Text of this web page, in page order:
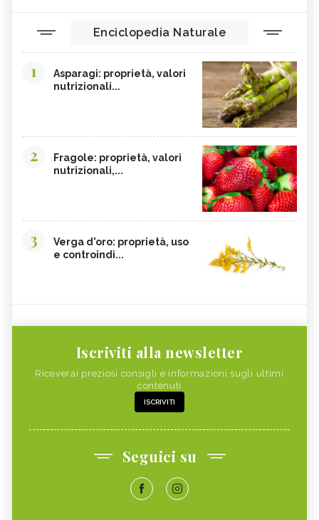
Enciclopedia Naturale
1
Asparagi: proprietà, valori
nutrizionali...
2
Fragole: proprietà, valori
nutrizionali,...
3
Verga d'oro: proprietà, uso
e controindi...
Iscriviti alla newsletter
Riceverai preziosi consigli e informazioni sugli ultimi
contenuti
ISCRIVITI
Seguici su